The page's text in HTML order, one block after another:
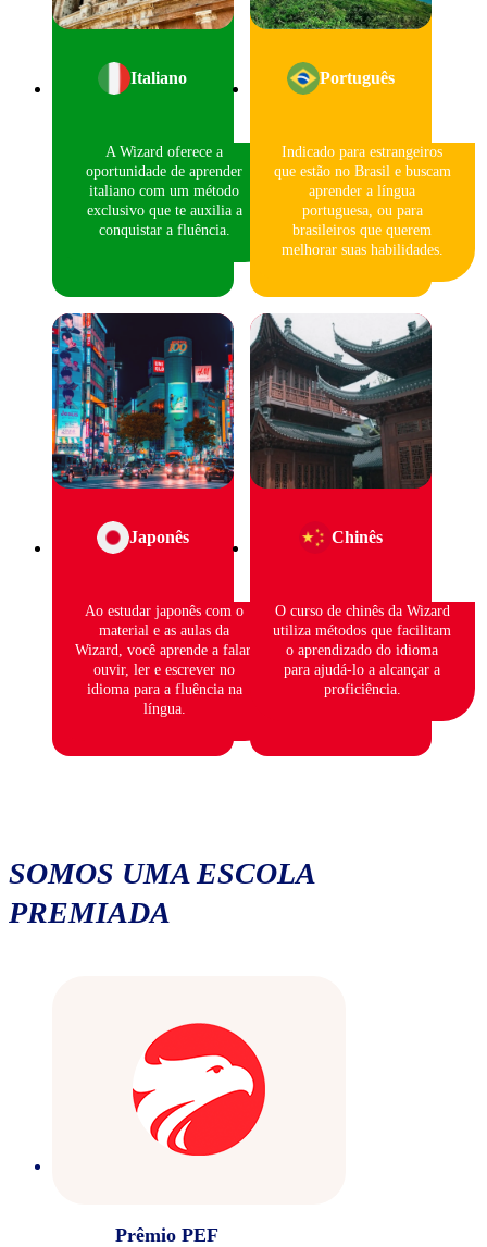
Italiano
A Wizard oferece a
oportunidade de aprender
italiano com um método
exclusivo que te auxilia a
conquistar a fluência.
Português
Indicado para estrangeiros
que estão no Brasil e buscam
aprender a língua
portuguesa, ou para
brasileiros que querem
melhorar suas habilidades.
Japonês
Ao estudar japonês com o
material e as aulas da
Wizard, você aprende a falar,
ouvir, ler e escrever no
idioma para a fluência na
língua.
Chinês
O curso de chinês da Wizard
utiliza métodos que facilitam
o aprendizado do idioma
para ajudá-lo a alcançar a
proficiência.
SOMOS UMA ESCOLA
PREMIADA
Prêmio PEF